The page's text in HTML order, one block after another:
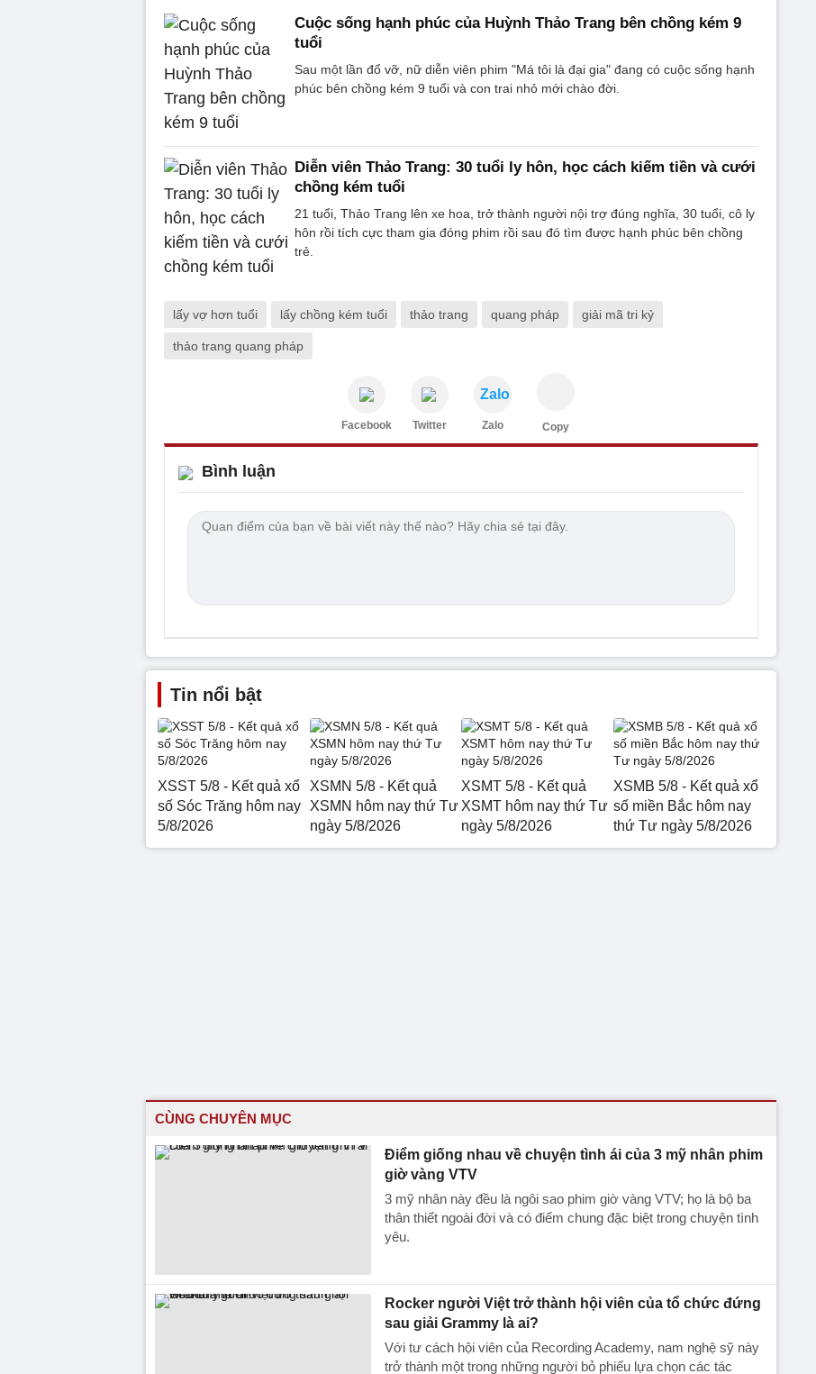
Cuộc sống hạnh phúc của Huỳnh Thảo Trang bên chồng kém 9
tuổi
Sau một lần đổ vỡ, nữ diễn viên phim "Má tôi là đại gia" đang có cuộc sống hạnh
phúc bên chồng kém 9 tuổi và con trai nhỏ mới chào đời.
Diễn viên Thảo Trang: 30 tuổi ly hôn, học cách kiếm tiền và cưới
chồng kém tuổi
21 tuổi, Thảo Trang lên xe hoa, trở thành người nội trợ đúng nghĩa, 30 tuổi, cô ly
hôn rồi tích cực tham gia đóng phim rồi sau đó tìm được hạnh phúc bên chồng
trẻ.
lấy vợ hơn tuổi lấy chồng kém tuổi thảo trang quang pháp giải mã tri kỷ
thảo trang quang pháp
Facebook Twitter
Zalo
Zalo Copy
Bình luận
Tin nổi bật
XSST 5/8 - Kết quả xổ
số Sóc Trăng hôm nay
5/8/2026
XSMN 5/8 - Kết quả
XSMN hôm nay thứ Tư
ngày 5/8/2026
XSMT 5/8 - Kết quả
XSMT hôm nay thứ Tư
ngày 5/8/2026
XSMB 5/8 - Kết quả xổ
số miền Bắc hôm nay
thứ Tư ngày 5/8/2026
CÙNG CHUYÊN MỤC
Điểm giống nhau về chuyện tình ái của 3 mỹ nhân phim
giờ vàng VTV
3 mỹ nhân này đều là ngôi sao phim giờ vàng VTV; họ là bộ ba
thân thiết ngoài đời và có điểm chung đặc biệt trong chuyện tình
yêu.
Rocker người Việt trở thành hội viên của tổ chức đứng
sau giải Grammy là ai?
Với tư cách hội viên của Recording Academy, nam nghệ sỹ này
trở thành một trong những người bỏ phiếu lựa chọn các tác